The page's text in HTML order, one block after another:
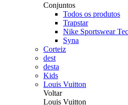
Conjuntos
Todos os produtos
Trapstar
Nike Sportswear
Syna
Corteiz
dest
desta
Kids
Louis Vuitton
Voltar
Louis Vuitton